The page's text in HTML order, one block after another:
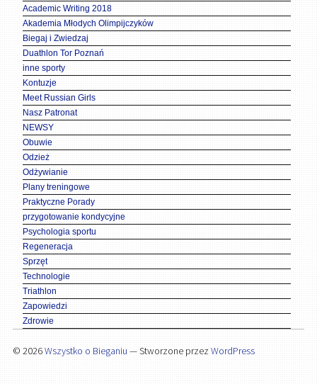
Academic Writing 2018
Akademia Młodych Olimpijczyków
Biegaj i Zwiedzaj
Duathlon Tor Poznań
inne sporty
Kontuzje
Meet Russian Girls
Nasz Patronat
NEWSY
Obuwie
Odzież
Odżywianie
Plany treningowe
Praktyczne Porady
przygotowanie kondycyjne
Psychologia sportu
Regeneracja
Sprzęt
Technologie
Triathlon
Zapowiedzi
Zdrowie
© 2026Wszystko o Bieganiu — Stworzone przez WordPress